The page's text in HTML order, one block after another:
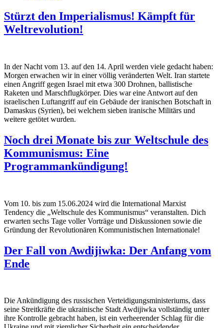
Stürzt den Imperialismus! Kämpft für
Weltrevolution!
In der Nacht vom 13. auf den 14. April werden viele gedacht haben:
Morgen erwachen wir in einer völlig veränderten Welt. Iran startete
einen Angriff gegen Israel mit etwa 300 Drohnen, ballistische
Raketen und Marschflugkörper. Dies war eine Antwort auf den
israelischen Luftangriff auf ein Gebäude der iranischen Botschaft in
Damaskus (Syrien), bei welchem sieben iranische Militärs und
weitere getötet wurden.
Noch drei Monate bis zur Weltschule des
Kommunismus: Eine
Programmankündigung!
Vom 10. bis zum 15.06.2024 wird die International Marxist
Tendency die „Weltschule des Kommunismus“ veranstalten. Dich
erwarten sechs Tage voller Vorträge und Diskussionen sowie die
Gründung der Revolutionären Kommunistischen Internationale!
Der Fall von Awdijiwka: Der Anfang vom
Ende
Die Ankündigung des russischen Verteidigungsministeriums, dass
seine Streitkräfte die ukrainische Stadt Awdijiwka vollständig unter
ihre Kontrolle gebracht haben, ist ein verheerender Schlag für die